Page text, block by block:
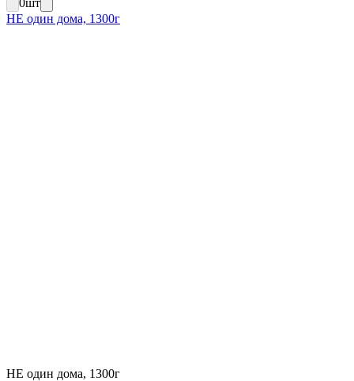
НЕ один дома, 1300г
НЕ один дома, 1300г